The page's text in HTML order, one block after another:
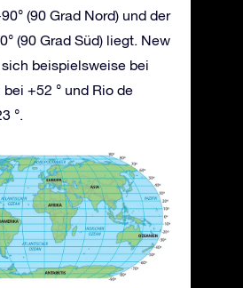
(90 Grad Nord) und der
(90 Grad Süd) liegt. New
beispielsweise bei
bei +52 ° und Rio de
°.